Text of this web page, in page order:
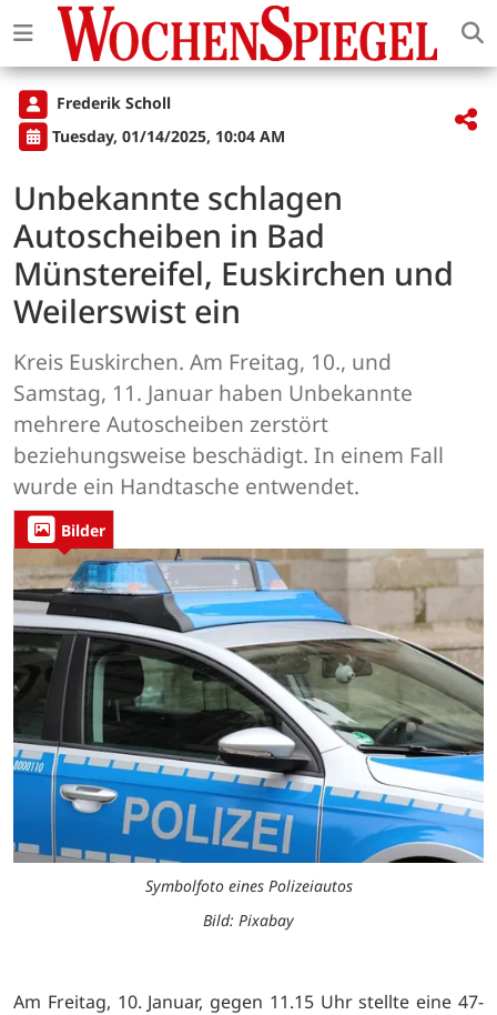
Frederik Scholl
Tuesday, 01/14/2025, 10:04 AM
Unbekannte schlagen
Autoscheiben in Bad
Münstereifel, Euskirchen und
Weilerswist ein
Kreis Euskirchen. Am Freitag, 10., und
Samstag, 11. Januar haben Unbekannte
mehrere Autoscheiben zerstört
beziehungsweise beschädigt. In einem Fall
wurde ein Handtasche entwendet.
Bilder
Symbolfoto eines Polizeiautos
Bild: Pixabay
Am Freitag, 10. Januar, gegen 11.15 Uhr stellte eine 47-